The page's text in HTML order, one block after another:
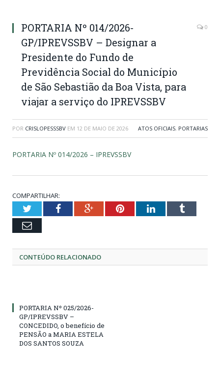
PORTARIA Nº 014/2026-
GP/IPREVSSBV – Designar a
Presidente do Fundo de
Previdência Social do Município
de São Sebastião da Boa Vista, para
viajar a serviço do IPREVSSBV
0
POR CRISLOPESSSBV EM 12 DE MAIO DE 2026 ATOS OFICIAIS, PORTARIAS
PORTARIA Nº 014/2026 – IPREVSSBV
COMPARTILHAR:
TwitterFacebookGoogle+PinterestLinkedInTumblr
Email
CONTEÚDO RELACIONADO
PORTARIA Nº 025/2026-
GP/IPREVSSBV –
CONCEDIDO, o benefício de
PENSÃO a MARIA ESTELA
DOS SANTOS SOUZA